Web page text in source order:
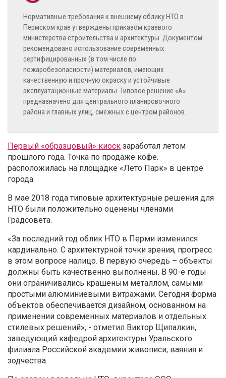
Нормативные требования к внешнему облику НТО в
Пермском крае утверждены приказом краевого
министерства строительства и архитектуры. Документом
рекомендовано использование современных
сертифицированных (в том числе по
пожаробезопасности) материалов, имеющих
качественную и прочную окраску и устойчивые
эксплуатационные материалы. Типовое решение «А»
предназначено для центрального планировочного
района и главных улиц, смежных с центром районов.
Первый «образцовый» киоск заработал летом
прошлого года. Точка по продаже кофе.
расположилась на площадке «Лето Парк» в центре
города.
В мае 2018 года типовые архитектурные решения для
НТО были положительно оценены членами
Градсовета.
«За последний год облик НТО в Перми изменился
кардинально. С архитектурной точки зрения, прогресс
в этом вопросе налицо. В первую очередь – объекты
должны быть качественно выполнены. В 90-е годы
они ограничивались крашеным металлом, самыми
простыми алюминиевыми витражами. Сегодня форма
объектов обеспечивается дизайном, основанном на
применении современных материалов и отдельных
стилевых решений», - отметил Виктор Щипалкин,
заведующий кафедрой архитектуры Уральского
филиала Российской академии живописи, ваяния и
зодчества.